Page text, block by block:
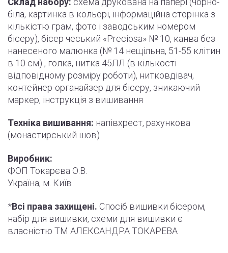
біла, картинка в кольорі, інформаційна сторінка з
кількістю грам, фото і заводським номером
бісеру), бісер чеський «Preciosa» № 10, канва без
нанесеного малюнка (№ 14 нещільна, 51-55 клітин
в 10 см) , голка, нитка 45ЛЛ (в кількості
відповідному розміру роботи), нитковдівач,
контейнер-органайзер для бісеру, зникаючий
маркер, інструкція з вишивання
Техніка вишивання: напівхрест, рахункова
(монастирський шов)
Виробник:
ФОП Токарєва О.В.
Україна, м. Київ
*Всі права захищені. Спосіб вишивки бісером,
набір для вишивки, схеми для вишивки є
власністю ТМ АЛЕКСАНДРА ТОКАРЕВА